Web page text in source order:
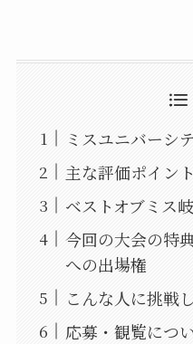
ミスユニバーシ
主な評価ポイント
ベストオブミス
今回の大会の特
への出場権
こんな人に挑戦
応募・観覧につ